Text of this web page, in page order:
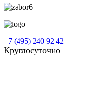
+7 (495) 240 92 42
Круглосуточно